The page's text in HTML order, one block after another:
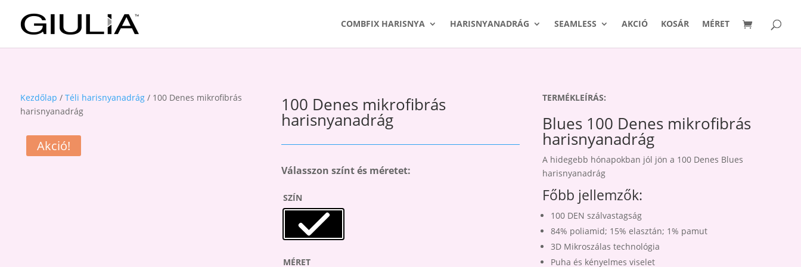
COMBFIX HARISNYA HARISNYANADRÁG SEAMLESS AKCIÓ KOSÁR MÉRET
Kezdőlap / Téli harisnyanadrág/ 100 Denes mikrofibrás
harisnyanadrág
Akció!
100 Denes mikrofibrás
harisnyanadrág
Válasszon színt és méretet:
SZÍN
MÉRET
TERMÉKLEÍRÁS:
Blues 100 Denes mikrofibrás
harisnyanadrág
A hidegebb hónapokban jól jön a 100 Denes Blues
harisnyanadrág
Főbb jellemzők:
100 DEN szálvastagság
84% poliamid; 15% elasztán; 1% pamut
3D Mikroszálas technológia
Puha és kényelmes viselet